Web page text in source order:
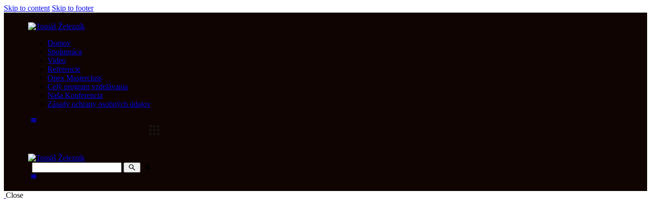
Skip to content Skip to footer
Domov
Spolupráca
Video
Referencie
Opex Masterclass
Celý program vzdelávania
Naša Konferencia
Zásady ochrany osobných údajov
Close